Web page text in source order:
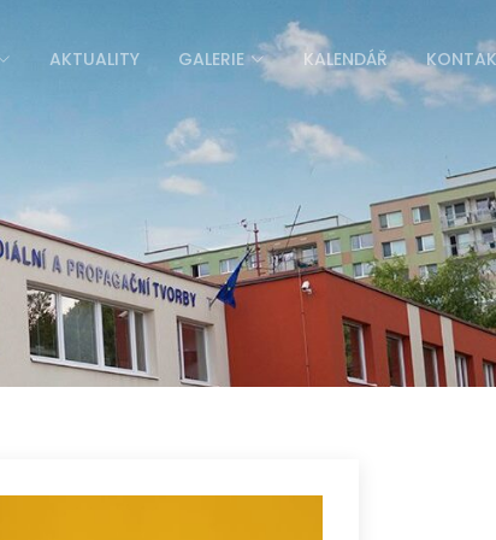
AKTUALITY GALERIE KALENDÁŘ